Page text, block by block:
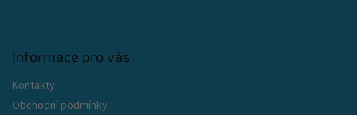
Informace pro vás
Kontakty
Obchodní podmínky